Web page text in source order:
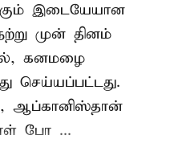
இடையேயான
முன் தினம்
கனமழை
செய்யப்பட்டது.
ஆப்கானிஸ்தான்
போ ...